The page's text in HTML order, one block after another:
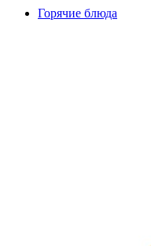
Горячие блюда